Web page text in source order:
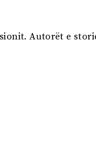
Autorët e